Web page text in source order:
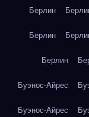
Берлин
Берлин
Берлин
Буэнос-Айрес
Буэнос-Айрес